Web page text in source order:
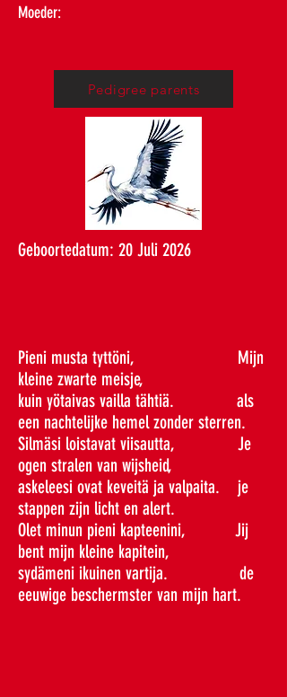
Moeder:
Pedigree parents
Geboortedatum: 20 Juli 2026
Pieni musta tyttöni, Mijn
kleine zwarte meisje,
kuin yötaivas vailla tähtiä. als
een nachtelijke hemel zonder sterren.
Silmäsi loistavat viisautta, Je
ogen stralen van wijsheid,
askeleesi ovat keveitä ja valpaita. je
stappen zijn licht en alert.
Olet minun pieni kapteenini, Jij
bent mijn kleine kapitein,
sydämeni ikuinen vartija. de
eeuwige beschermster van mijn hart.